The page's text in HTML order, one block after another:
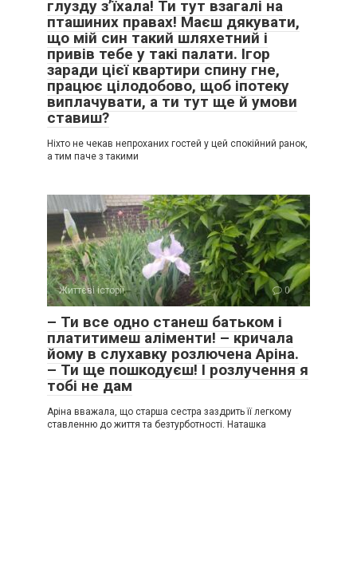
глузду з’їхала! Ти тут взагалі на
пташиних правах! Маєш дякувати,
що мій син такий шляхетний і
привів тебе у такі палати. Ігор
заради цієї квартири спину гне,
працює цілодобово, щоб іпотеку
виплачувати, а ти тут ще й умови
ставиш?
Ніхто не чекав непроханих гостей у цей спокійний ранок,
а тим паче з такими
Життєві історії 0
– Ти все одно станеш батьком і
платитимеш аліменти! – кричала
йому в слухавку розлючена Аріна.
– Ти ще пошкодуєш! І розлучення я
тобі не дам
Аріна вважала, що старша сестра заздрить її легкому
ставленню до життя та безтурботності. Наташка